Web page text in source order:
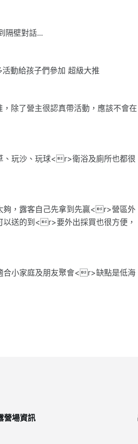
隔壁對話...
動給孩子們參加 超級大推
除了營主很認真帶活動，應該不會在
、玩沙、玩球<r>衛浴及廁所也都很
夠，露客自己先拿到先贏<r>營區外
送的到<r>要外出採買也很方便，
合小家庭及朋友聚會<r>缺點是低海
營場資訊